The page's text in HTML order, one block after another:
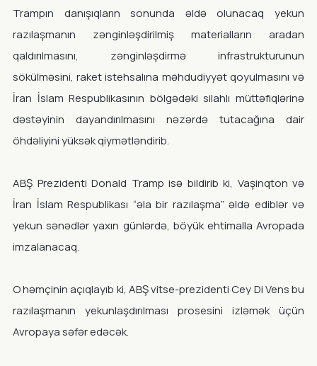
Trampın danışıqların sonunda əldə olunacaq yekun
razılaşmanın zənginləşdirilmiş materialların aradan
qaldırılmasını, zənginləşdirmə infrastrukturunun
sökülməsini, raket istehsalına məhdudiyyət qoyulmasını və
İran İslam Respublikasının bölgədəki silahlı müttəfiqlərinə
dəstəyinin dayandırılmasını nəzərdə tutacağına dair
öhdəliyini yüksək qiymətləndirib.
ABŞ Prezidenti Donald Tramp isə bildirib ki, Vaşinqton və
İran İslam Respublikası “əla bir razılaşma” əldə ediblər və
yekun sənədlər yaxın günlərdə, böyük ehtimalla Avropada
imzalanacaq.
O həmçinin açıqlayıb ki, ABŞ vitse-prezidenti Cey Di Vens bu
razılaşmanın yekunlaşdırılması prosesini izləmək üçün
Avropaya səfər edəcək.